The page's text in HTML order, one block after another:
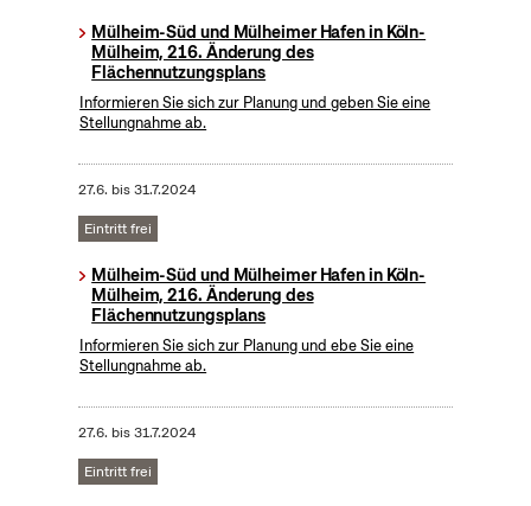
Mülheim-Süd und Mülheimer Hafen in Köln-
Mülheim, 216. Änderung des
Flächennutzungsplans
Informieren Sie sich zur Planung und geben Sie eine
Stellungnahme ab.
27.6. bis31.7.2024
Eintritt frei
Mülheim-Süd und Mülheimer Hafen in Köln-
Mülheim, 216. Änderung des
Flächennutzungsplans
Informieren Sie sich zur Planung und ebe Sie eine
Stellungnahme ab.
27.6. bis31.7.2024
Eintritt frei